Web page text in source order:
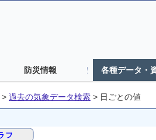
防災情報 各種データ・
> 過去の気象データ検索 > 日ごとの値